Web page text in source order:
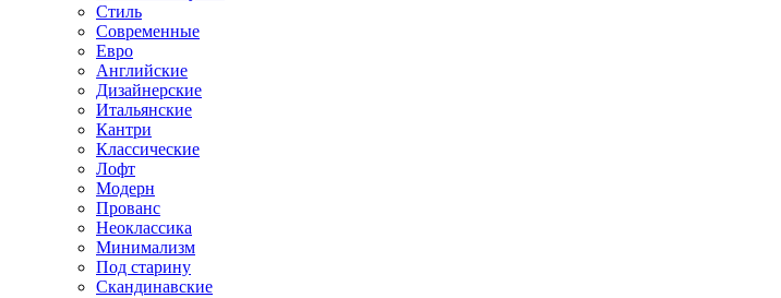
Стиль
Современные
Евро
Английские
Дизайнерские
Итальянские
Кантри
Классические
Лофт
Модерн
Прованс
Неоклассика
Минимализм
Под старину
Скандинавские